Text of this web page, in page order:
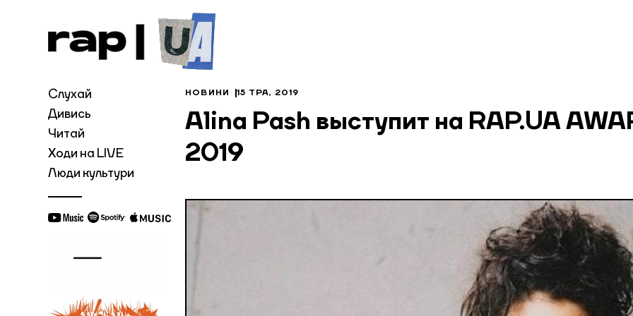
Слухай
Дивись
Читай
Ходи на LIVE
Люди культури
НОВИНИ 15 ТРА, 2019
Alina Pash выступит на RAP.UA
2019